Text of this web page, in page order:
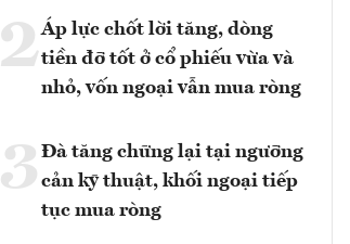
2Áp lực chốt lời tăng, dòng
tiền đỡ tốt ở cổ phiếu vừa và
nhỏ, vốn ngoại vẫn mua ròng
3 Đà tăng chững lại tại ngưỡng
cản kỹ thuật, khối ngoại tiếp
tục mua ròng